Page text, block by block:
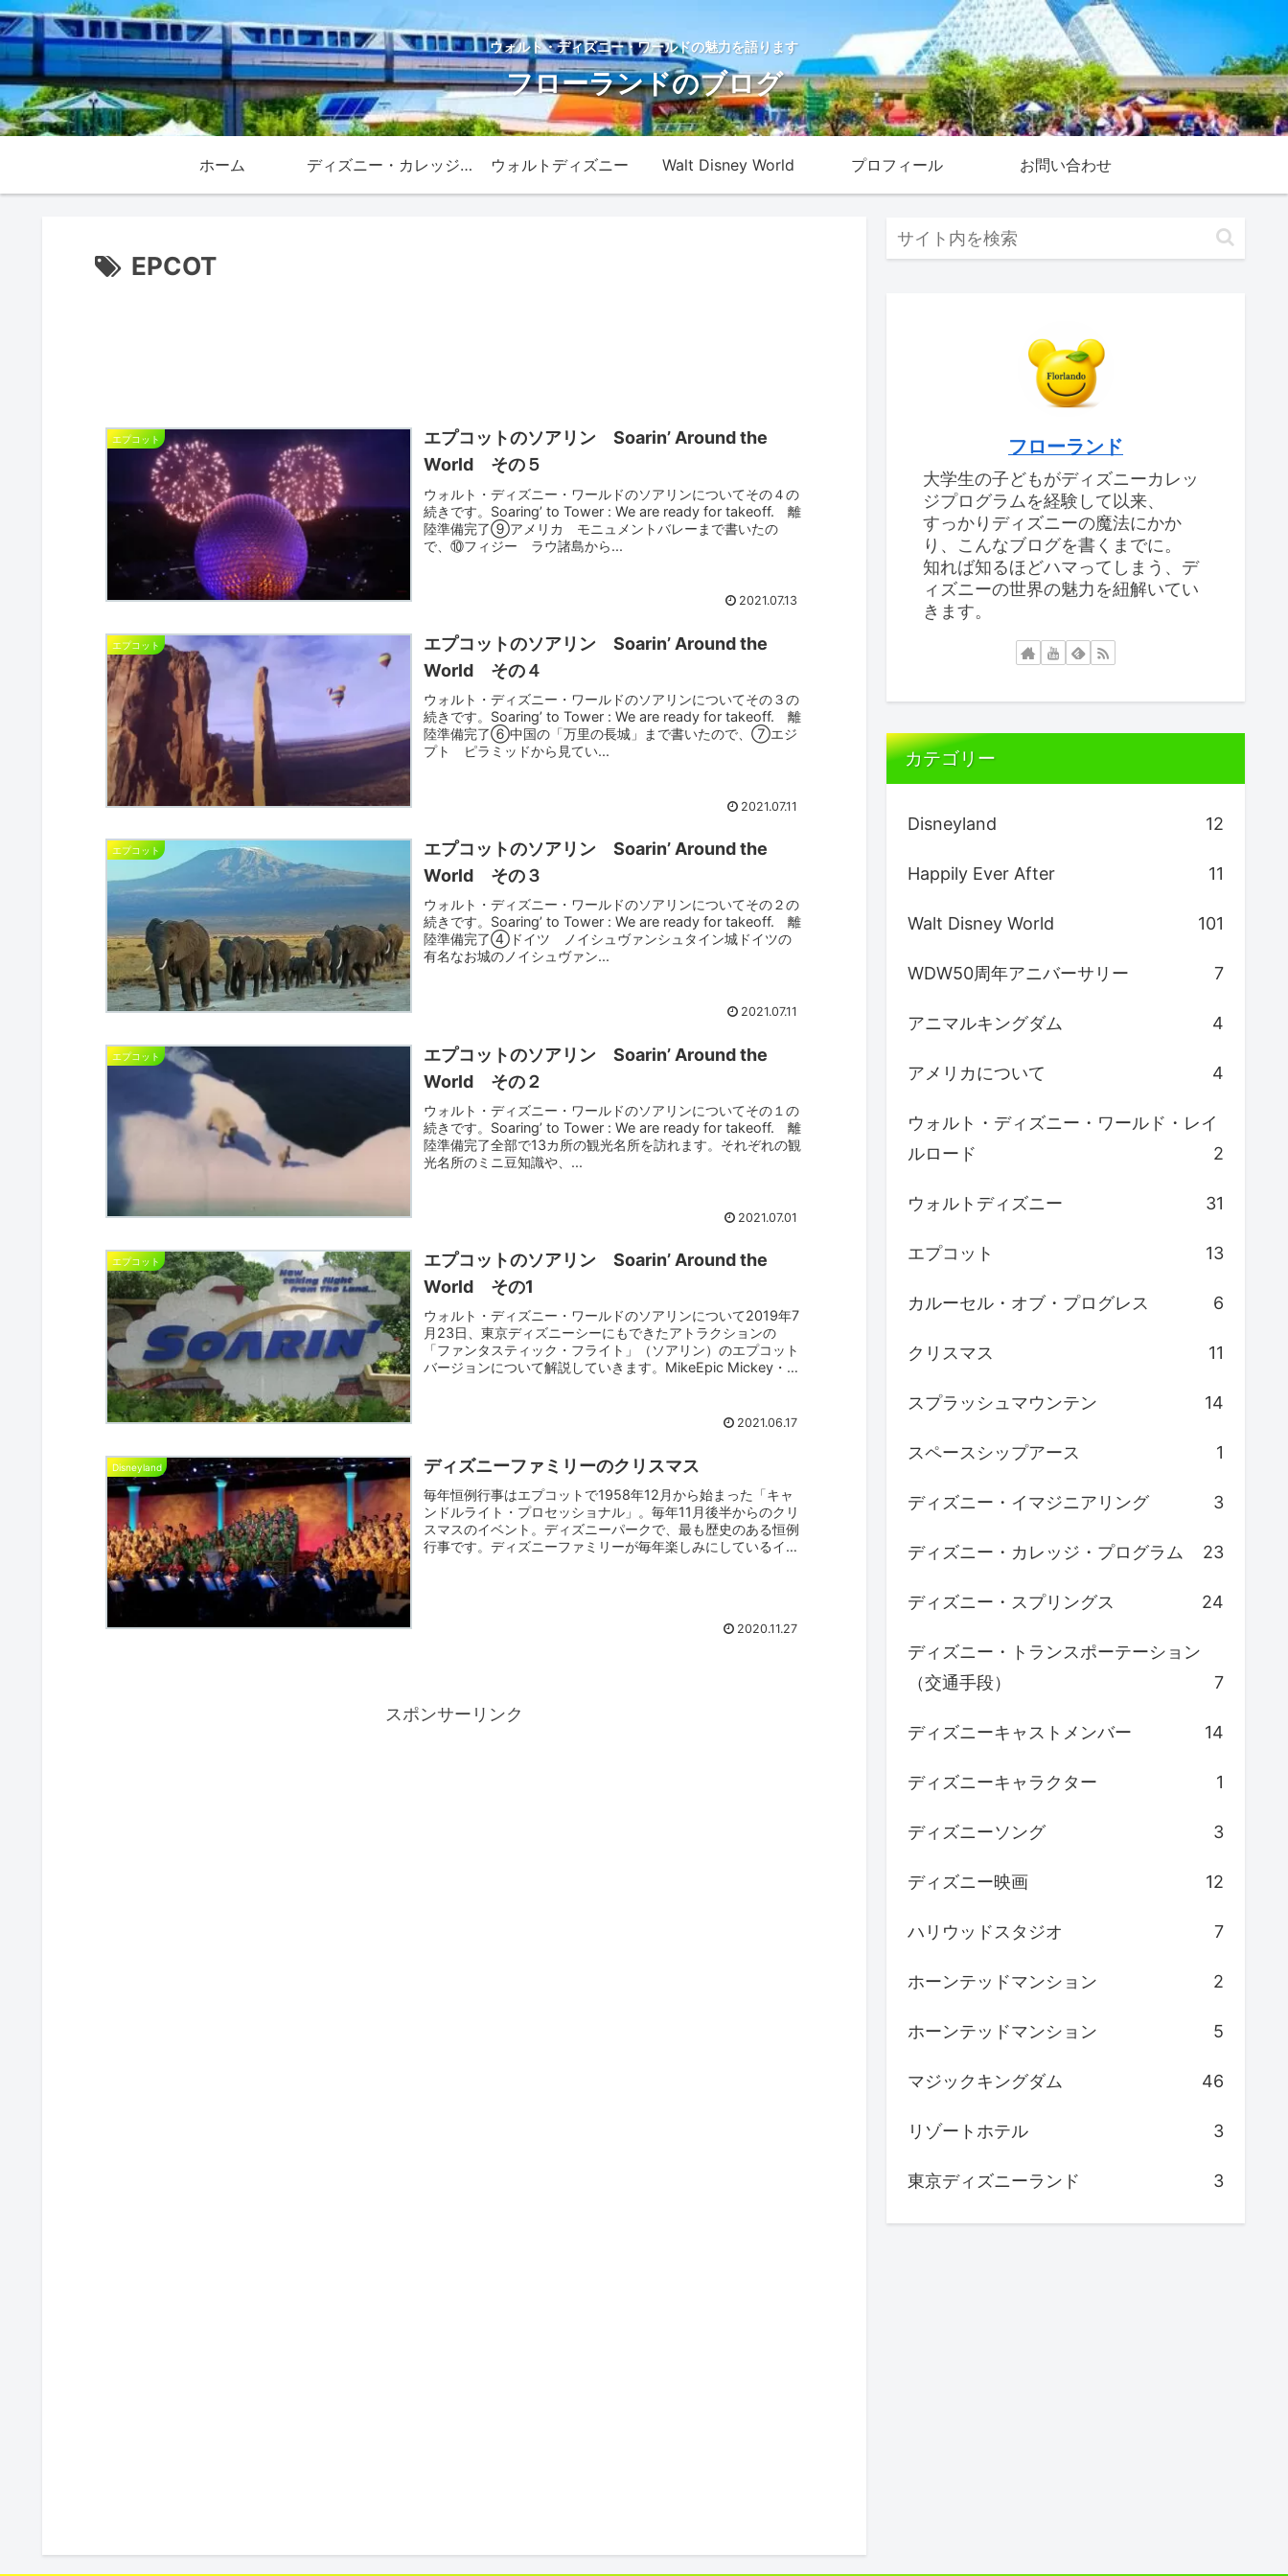
ウォルト・ディズニー・ワールドの魅力を語ります
フローランドのブログ
ホーム ディズニー・カレッジ・プログラム ウォルトディズニー Walt Disney World プロフィール お問い合わせ
EPCOT
エプコット
エプコットのソアリン Soarin’ Around the
World その５
ウォルト・ディズニー・ワールドのソアリンについてその４の
続きです。Soaring’ to Tower : We are ready for takeoff. 離
陸準備完了⑨アメリカ モニュメントバレーまで書いたの
で、⑩フィジー ラウ諸島から...
2021.07.13
エプコット
エプコットのソアリン Soarin’ Around the
World その４
ウォルト・ディズニー・ワールドのソアリンについてその３の
続きです。Soaring’ to Tower : We are ready for takeoff. 離
陸準備完了⑥中国の「万里の長城」まで書いたので、⑦エジ
プト ピラミッドから見てい...
2021.07.11
エプコット
エプコットのソアリン Soarin’ Around the
World その３
ウォルト・ディズニー・ワールドのソアリンについてその２の
続きです。Soaring’ to Tower : We are ready for takeoff. 離
陸準備完了④ドイツ ノイシュヴァンシュタイン城ドイツの
有名なお城のノイシュヴァン...
2021.07.11
エプコット
エプコットのソアリン Soarin’ Around the
World その２
ウォルト・ディズニー・ワールドのソアリンについてその１の
続きです。Soaring’ to Tower : We are ready for takeoff. 離
陸準備完了全部で13カ所の観光名所を訪れます。それぞれの観
光名所のミニ豆知識や、...
2021.07.01
エプコット
エプコットのソアリン Soarin’ Around the
World その1
ウォルト・ディズニー・ワールドのソアリンについて2019年7
月23日、東京ディズニーシーにもできたアトラクションの
「ファンタスティック・フライト」（ソアリン）のエプコット
バージョンについて解説していきます。MikeEpic Mickey・
2021.06.17
Disneyland ディズニーファミリーのクリスマス
毎年恒例行事はエプコットで1958年12月から始まった「キャ
ンドルライト・プロセッショナル」。毎年11月後半からのクリ
スマスのイベント。ディズニーパークで、最も歴史のある恒例
行事です。ディズニーファミリーが毎年楽しみにしているイベ
2020.11.27
スポンサーリンク
フローランド
大学生の子どもがディズニーカレッ
ジプログラムを経験して以来、
すっかりディズニーの魔法にかか
り、こんなブログを書くまでに。
知れば知るほどハマってしまう、デ
ィズニーの世界の魅力を紐解いてい
きます。
カテゴリー
Disneyland 12
Happily Ever After 11
Walt Disney World 101
WDW50周年アニバーサリー 7
アニマルキングダム 4
アメリカについて 4
ウォルト・ディズニー・ワールド・レイ
ルロード
2
ウォルトディズニー 31
エプコット 13
カルーセル・オブ・プログレス 6
クリスマス 11
スプラッシュマウンテン 14
スペースシップアース 1
ディズニー・イマジニアリング 3
ディズニー・カレッジ・プログラム 23
ディズニー・スプリングス 24
ディズニー・トランスポーテーション
（交通手段）
7
ディズニーキャストメンバー 14
ディズニーキャラクター 1
ディズニーソング 3
ディズニー映画 12
ハリウッドスタジオ 7
ホーンテッドマンション 2
ホーンテッドマンション 5
マジックキングダム 46
リゾートホテル 3
東京ディズニーランド 3